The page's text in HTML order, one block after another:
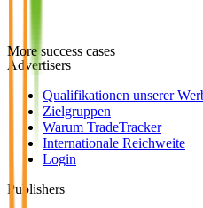
More success cases
Advertisers
Qualifikationen unserer
Zielgruppen
Warum TradeTracker
Internationale Reichweite
Login
Publishers